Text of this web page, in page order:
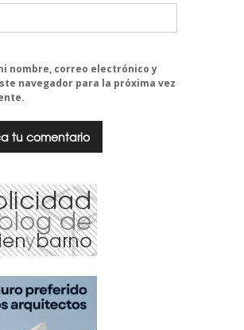
nombre, correo electrónico y
navegador para la próxima vez